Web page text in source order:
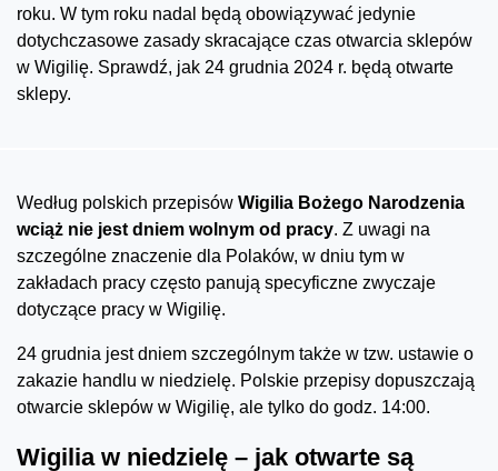
roku. W tym roku nadal będą obowiązywać jedynie
dotychczasowe zasady skracające czas otwarcia sklepów
w Wigilię. Sprawdź, jak 24 grudnia 2024 r. będą otwarte
sklepy.
Według polskich przepisów Wigilia Bożego Narodzenia
wciąż nie jest dniem wolnym od pracy. Z uwagi na
szczególne znaczenie dla Polaków, w dniu tym w
zakładach pracy często panują specyficzne zwyczaje
dotyczące pracy w Wigilię.
24 grudnia jest dniem szczególnym także w tzw. ustawie o
zakazie handlu w niedzielę. Polskie przepisy dopuszczają
otwarcie sklepów w Wigilię, ale tylko do godz. 14:00.
Wigilia w niedzielę – jak otwarte są